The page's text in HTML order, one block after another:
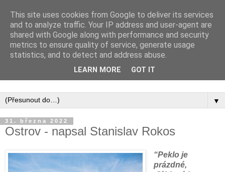
Inspirujte se tím, co píší posluchači kurzů a co se na nich
▼
31. března 2022
Ostrov - napsal Stanislav Rokos
“Peklo je
prázdné,
This site uses cookies from Google to deliver its services
and to analyze traffic. Your IP address and user-agent are
shared with Google along with performance and security
metrics to ensure quality of service, generate usage
statistics, and to detect and address abuse.
LEARN MORE GOT IT